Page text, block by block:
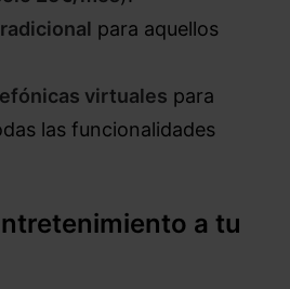
para aquellos
virtuales para
las funcionalidades
a tu